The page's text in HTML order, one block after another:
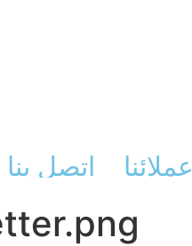
اتصل بنا عملائنا